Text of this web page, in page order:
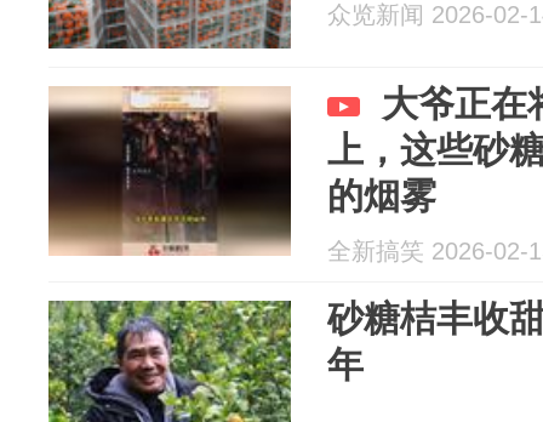
众览新闻 2026-02-
大爷正在
上，这些砂
的烟雾
全新搞笑 2026-02-
砂糖桔丰收
年